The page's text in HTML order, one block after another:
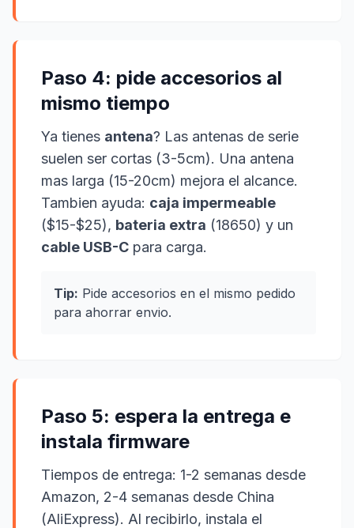
Paso 4: pide accesorios al
mismo tiempo
Ya tienes antena? Las antenas de serie
suelen ser cortas (3-5cm). Una antena
mas larga (15-20cm) mejora el alcance.
Tambien ayuda: caja impermeable
($15-$25), bateria extra (18650) y un
cable USB-C para carga.
Tip: Pide accesorios en el mismo pedido
para ahorrar envio.
Paso 5: espera la entrega e
instala firmware
Tiempos de entrega: 1-2 semanas desde
Amazon, 2-4 semanas desde China
(AliExpress). Al recibirlo, instala el